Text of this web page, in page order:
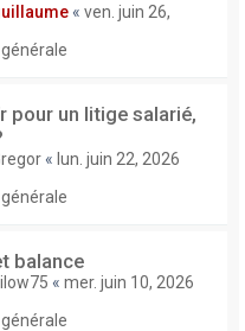
« ven. juin 26,
pour un litige salarié,
« lun. juin 22, 2026
balance
« mer. juin 10, 2026